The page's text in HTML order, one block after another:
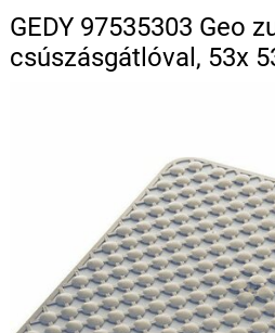
GEDY 97535303 Geo
csúszásgátlóval, 53x